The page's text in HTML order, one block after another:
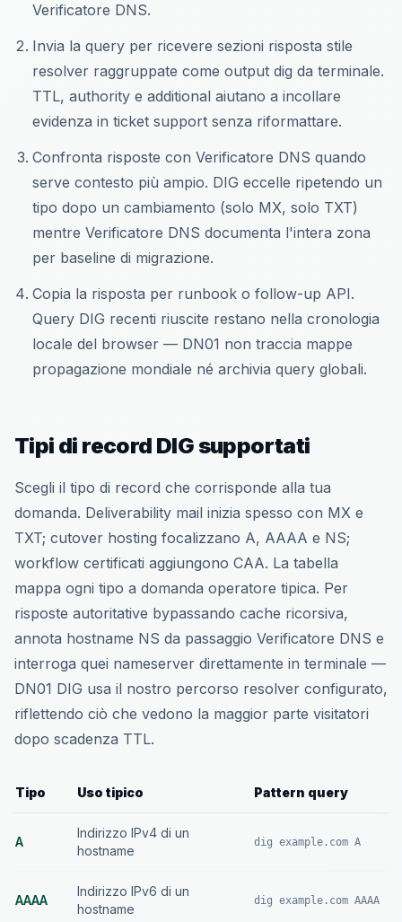
Verificatore DNS.
Invia la query per ricevere sezioni risposta stile
resolver raggruppate come output dig da terminale.
TTL, authority e additional aiutano a incollare
evidenza in ticket support senza riformattare.
Confronta risposte con Verificatore DNS quando
serve contesto più ampio. DIG eccelle ripetendo un
tipo dopo un cambiamento (solo MX, solo TXT)
mentre Verificatore DNS documenta l'intera zona
per baseline di migrazione.
Copia la risposta per runbook o follow-up API.
Query DIG recenti riuscite restano nella cronologia
locale del browser — DN01 non traccia mappe
propagazione mondiale né archivia query globali.
Tipi di record DIG supportati
Scegli il tipo di record che corrisponde alla tua
domanda. Deliverability mail inizia spesso con MX e
TXT; cutover hosting focalizzano A, AAAA e NS;
workflow certificati aggiungono CAA. La tabella
mappa ogni tipo a domanda operatore tipica. Per
risposte autoritative bypassando cache ricorsiva,
annota hostname NS da passaggio Verificatore DNS e
interroga quei nameserver direttamente in terminale —
DN01 DIG usa il nostro percorso resolver configurato,
riflettendo ciò che vedono la maggior parte visitatori
dopo scadenza TTL.
Tipo Uso tipico Pattern query
A
Indirizzo IPv4 di un
hostname
dig example.com A
AAAA
Indirizzo IPv6 di un
hostname
dig example.com AAAA